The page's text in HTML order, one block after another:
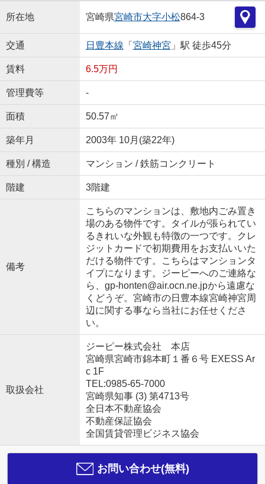
所在地 宮崎県宮崎市大字小松864-3
交通 日豊本線 「 宮崎神宮 」駅 徒歩45分
賃料 6.5万円
管理費等 -
面積 50.57㎡
築年月 2003年 10月(築22年)
種別 / 構造 マンション / 鉄筋コンクリート
階建 3階建
備考
こちらのマンションは、敷地内ごみ置き
場のある物件です。タイルが張られてい
るきれいな外観も特徴の一つです。クレ
ジットカードで初期費用をお支払いいた
だける物件です。こちらはマンションタ
イプになります。ジーピーへのご連絡な
ら、gp-honten@air.ocn.ne.jpから遠慮な
くどうぞ。宮崎市の日豊本線宮崎神宮周
辺に関する事なら当社にお任せくださ
い。
取扱会社
ジーピー株式会社 本店
宮崎県宮崎市錦本町１番６号 EXESS Ar
c 1F
TEL:0985-65-7000
宮崎県知事 (3) 第4713号
全日本不動産協会
不動産保証協会
全国賃貸管理ビジネス協会
お問い合わせ(無料)